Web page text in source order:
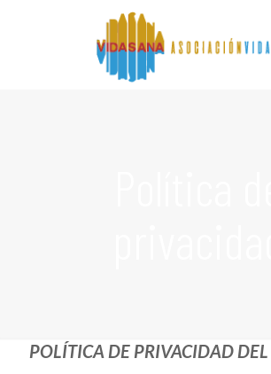
POLÍTICA DE PRIVACIDAD